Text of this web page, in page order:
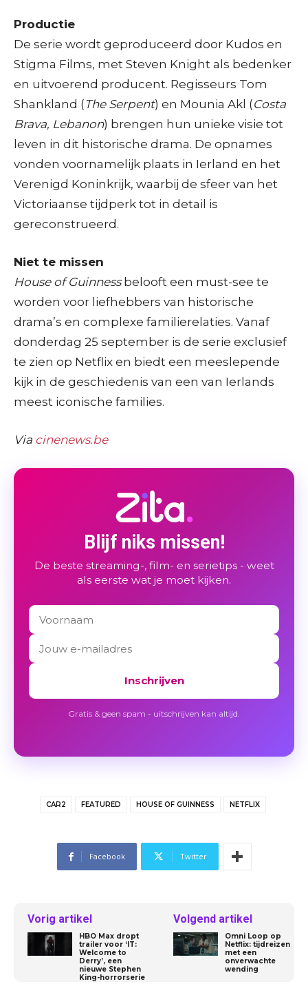
Productie
De serie wordt geproduceerd door Kudos en
Stigma Films, met Steven Knight als bedenker
en uitvoerend producent. Regisseurs Tom
Shankland ( The Serpent) en Mounia Akl (Costa
Brava, Lebanon) brengen hun unieke visie tot
leven in dit historische drama. De opnames
vonden voornamelijk plaats in Ierland en het
Verenigd Koninkrijk, waarbij de sfeer van het
Victoriaanse tijdperk tot in detail is
gereconstrueerd.
Niet te missen
House of Guinnessbelooft een must-see te
worden voor liefhebbers van historische
drama’s en complexe familierelaties. Vanaf
donderdag 25 september is de serie exclusief
te zien op Netflix en biedt een meeslepende
kijk in de geschiedenis van een van Ierlands
meest iconische families.
Via cinenews.be
Blijf niks missen!
De beste streaming-, film- en serietips - weet
als eerste wat je moet kijken.
Inschrijven
Gratis & geen spam - uitschrijven kan altijd.
CAR2 FEATURED HOUSE OF GUINNESS NETFLIX
Facebook Twitter
Vorig artikel
HBO Max dropt
trailer voor ‘IT:
Welcome to
Derry’, een
nieuwe Stephen
King-horrorserie
Volgend artikel
Omni Loop op
Netflix: tijdreizen
met een
onverwachte
wending